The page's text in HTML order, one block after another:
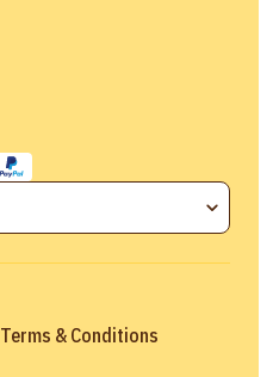
Terms & Conditions